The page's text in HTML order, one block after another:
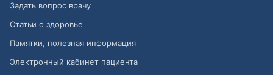
Задать вопрос врачу
Статьи о здоровье
Памятки, полезная информация
Электронный кабинет пациента